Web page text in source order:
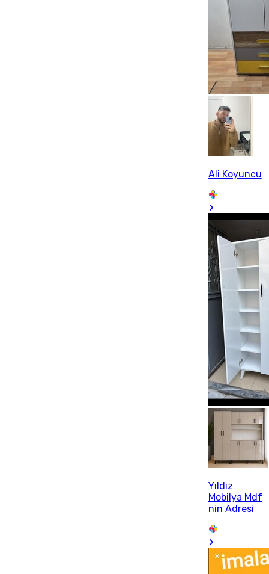
Ali Koyuncu
Yıldız
Mobilya Mdf
nin Adresi